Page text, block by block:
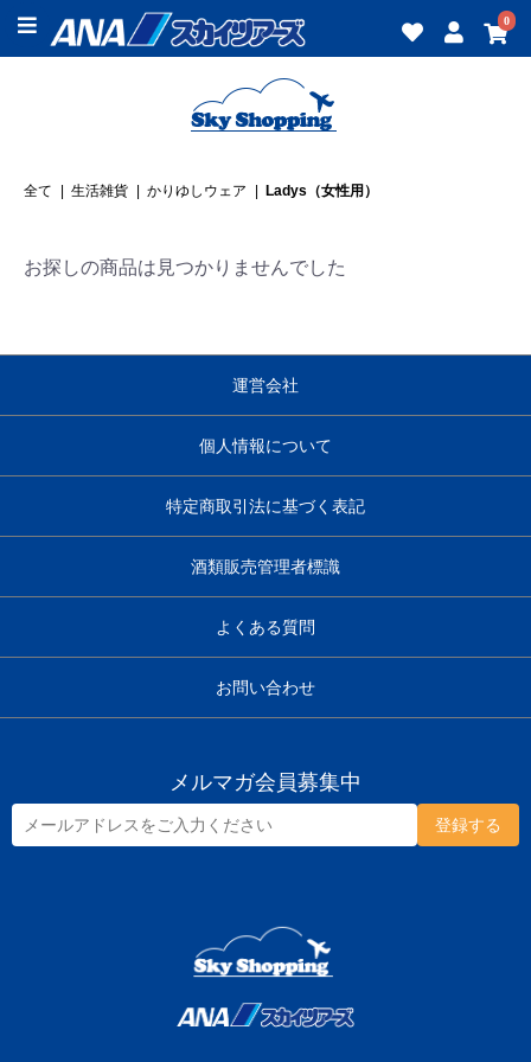
0
全て | 生活雑貨 | かりゆしウェア | Ladys（女性用）
お探しの商品は見つかりませんでした
運営会社
個人情報について
特定商取引法に基づく表記
酒類販売管理者標識
よくある質問
お問い合わせ
メルマガ会員募集中